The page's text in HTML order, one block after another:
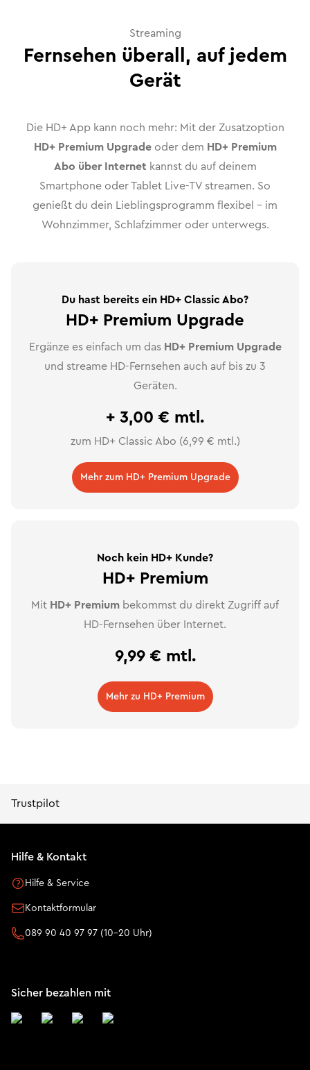
Streaming
Fernsehen überall, auf jedem
Gerät
Die HD+ App kann noch mehr: Mit der Zusatzoption
HD+ Premium Upgrade oder dem HD+ Premium
Abo über Internet kannst du auf deinem
Smartphone oder Tablet Live-TV streamen. So
genießt du dein Lieblingsprogramm flexibel – im
Wohnzimmer, Schlafzimmer oder unterwegs.
Du hast bereits ein HD+ Classic Abo?
HD+ Premium Upgrade
Ergänze es einfach um das HD+ Premium Upgrade
und streame HD-Fernsehen auch auf bis zu 3
Geräten.
+ 3,00 € mtl.
zum HD+ Classic Abo (6,99 € mtl.)
Mehr zum HD+ Premium Upgrade
Noch kein HD+ Kunde?
HD+ Premium
Mit HD+ Premium bekommst du direkt Zugriff auf
HD-Fernsehen über Internet.
9,99 € mtl.
Mehr zu HD+ Premium
Trustpilot
Hilfe & Kontakt
Hilfe & Service
Kontaktformular
089 90 40 97 97 (10-20 Uhr)
Sicher bezahlen mit